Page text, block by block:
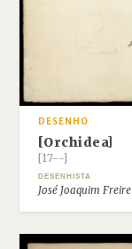
DESENHO
[Orchidea]
[17--]
DESENHISTA
José Joaquim Freire